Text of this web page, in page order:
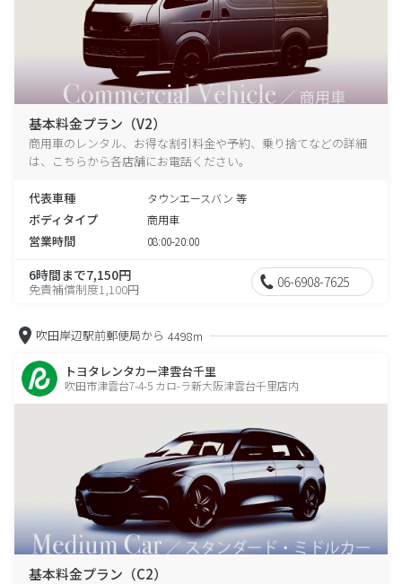
基本料金プラン（V2）
商用車のレンタル、お得な割引料金や予約、乗り捨てなどの詳細
は、こちらから各店舗にお電話ください。
代表車種 タウンエースバン 等
ボディタイプ 商用車
営業時間 08:00-20:00
6時間まで7,150円
免責補償制度1,100円 06-6908-7625
吹田岸辺駅前郵便局から 4498m
トヨタレンタカー津雲台千里
吹田市津雲台7-4-5 カロ-ラ新大阪津雲台千里店内
基本料金プラン（C2）